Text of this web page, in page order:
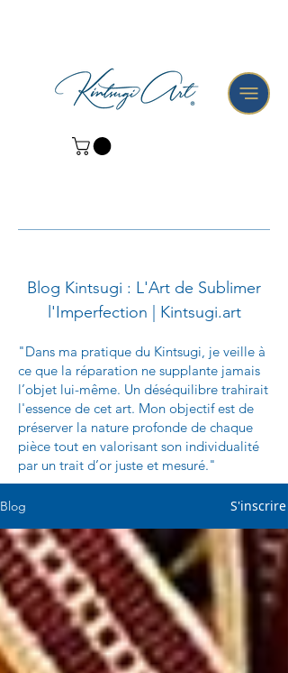
Blog Kintsugi : L'Art de Sublimer
l'Imperfection | Kintsugi.art
"Dans ma pratique du Kintsugi, je veille à
ce que la réparation ne supplante jamais
l’objet lui-même. Un déséquilibre trahirait
l'essence de cet art. Mon objectif est de
préserver la nature profonde de chaque
pièce tout en valorisant son individualité
par un trait d’or juste et mesuré."
Blog S'inscrire